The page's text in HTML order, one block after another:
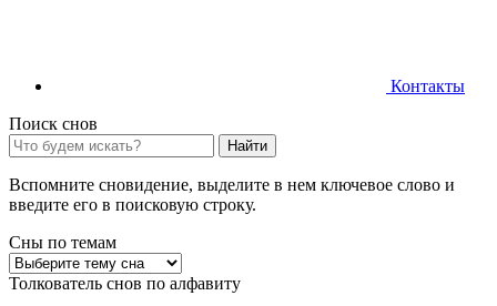
Контакты
Поиск снов
Найти
Вспомните сновидение, выделите в нем ключевое слово и
введите его в поисковую строку.
Сны по темам
Толкователь снов по алфавиту